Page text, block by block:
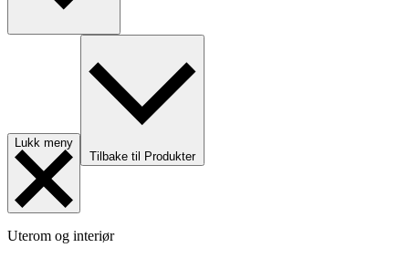
Lukk meny
Tilbake til Produkter
Uterom og interiør